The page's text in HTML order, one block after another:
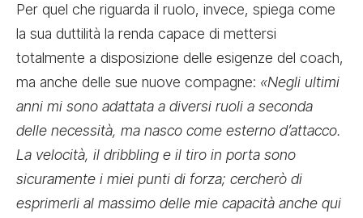
Per quel che riguarda il ruolo, invece, spiega come
la sua duttilità la renda capace di mettersi
totalmente a disposizione delle esigenze del coach,
ma anche delle sue nuove compagne: «Negli ultimi
anni mi sono adattata a diversi ruoli a seconda
delle necessità, ma nasco come esterno d’attacco.
La velocità, il dribbling e il tiro in porta sono
sicuramente i miei punti di forza; cercherò di
esprimerli al massimo delle mie capacità anche qui